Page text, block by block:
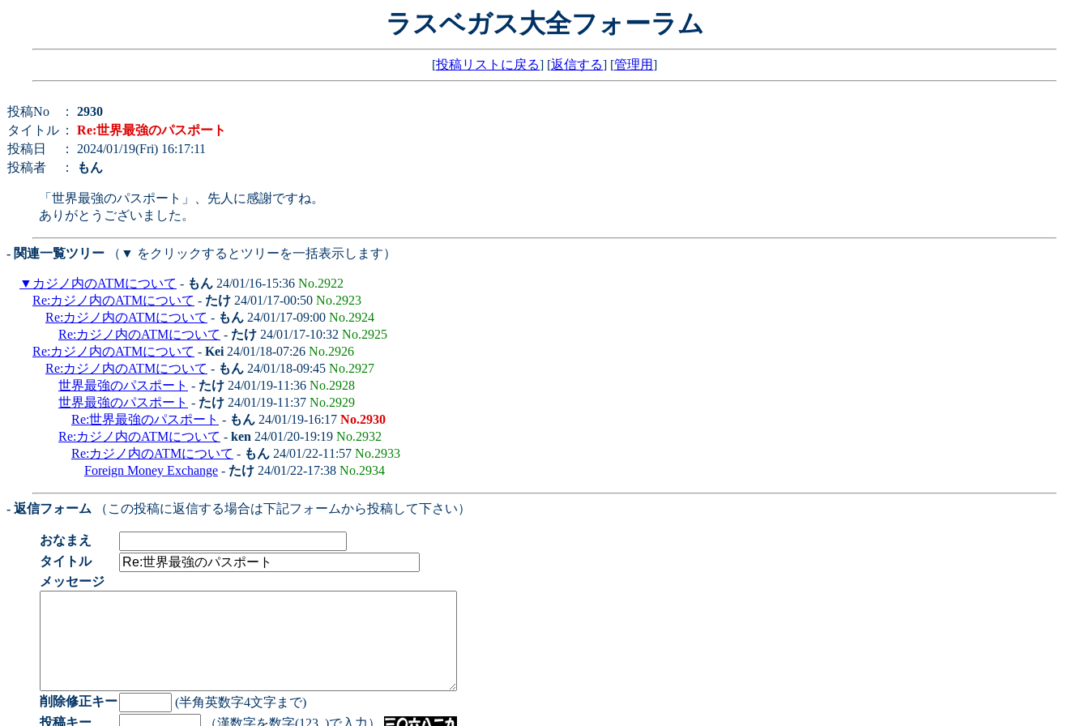
ラスベガス大全フォーラム
[投稿リストに戻る] [返信する] [管理用]
投稿No ： 2930
タイトル ： Re:世界最強のパスポート
投稿日
： 2024/01/19(Fri) 16:17:11
投稿者
： もん
「世界最強のパスポート」、先人に感謝ですね。
ありがとうございました。
- 関連一覧ツリー （▼ をクリックするとツリーを一括表示します）
▼ カジノ内のATMについて - もん 24/01/16-15:36 No.2922
Re:カジノ内のATMについて - たけ 24/01/17-00:50 No.2923
Re:カジノ内のATMについて - もん 24/01/17-09:00 No.2924
Re:カジノ内のATMについて - たけ 24/01/17-10:32 No.2925
Re:カジノ内のATMについて - Kei 24/01/18-07:26 No.2926
Re:カジノ内のATMについて - もん 24/01/18-09:45 No.2927
世界最強のパスポート - たけ 24/01/19-11:36 No.2928
世界最強のパスポート - たけ 24/01/19-11:37 No.2929
Re:世界最強のパスポート - もん 24/01/19-16:17 No.2930
Re:カジノ内のATMについて - ken 24/01/20-19:19 No.2932
Re:カジノ内のATMについて - もん 24/01/22-11:57 No.2933
Foreign Money Exchange - たけ 24/01/22-17:38 No.2934
- 返信フォーム （この投稿に返信する場合は下記フォームから投稿して下さい）
おなまえ
タイトル
メッセージ
削除修正キー
(半角英数字4文字まで)
投稿キー
（漢数字を数字(123..)で入力）